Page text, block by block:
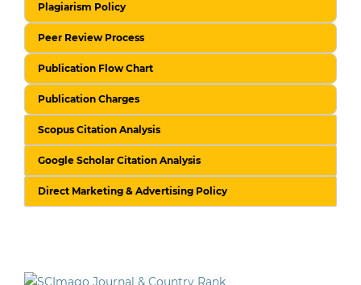
Plagiarism Policy
Peer Review Process
Publication Flow Chart
Publication Charges
Scopus Citation Analysis
Google Scholar Citation Analysis
Direct Marketing & Advertising Policy